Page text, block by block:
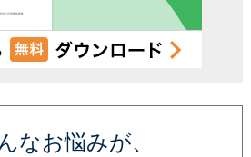
なお悩みが、